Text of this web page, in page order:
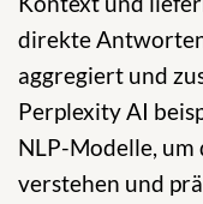
direkte
aggregiert und
Perplexity AI
NLP-Modelle, um
verstehen und